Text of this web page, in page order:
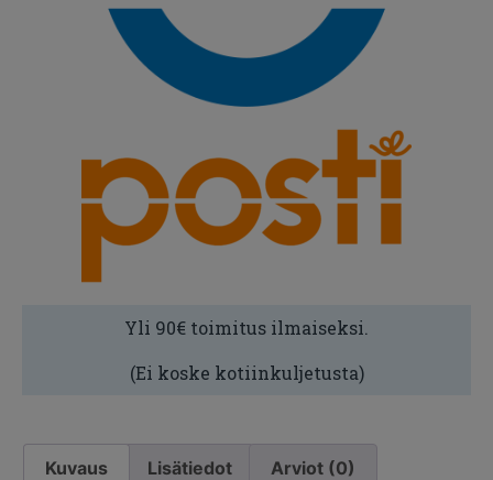
Yli 90€ toimitus ilmaiseksi.
(Ei koske kotiinkuljetusta)
Kuvaus Lisätiedot Arviot (0)